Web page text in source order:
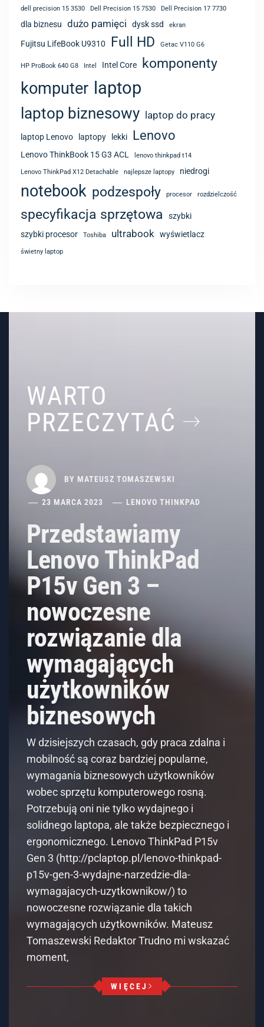
dell precision 15 3530 Dell Precision 15 7530 Dell Precision 17 7730
dla biznesu dużo pamięci dysk ssd ekran
Fujitsu LifeBook U9310 Full HD Getac V110 G6
HP ProBook 640 G8 Intel Intel Core komponenty
komputer laptop
laptop biznesowy laptop do pracy
laptop Lenovo laptopy lekki Lenovo
Lenovo ThinkBook 15 G3 ACL lenovo thinkpad t14
Lenovo ThinkPad X12 Detachable najlepsze laptopy niedrogi
notebook podzespoły procesor rozdzielczość
specyfikacja sprzętowa
szybki
szybki procesor
Toshiba ultrabook wyświetlacz
świetny laptop
WARTO
PRZECZYTAĆ
BY MATEUSZ TOMASZEWSKI
23 MARCA 2023 LENOVO THINKPAD
Przedstawiamy
Lenovo ThinkPad
P15v Gen 3 –
nowoczesne
rozwiązanie dla
wymagających
użytkowników
biznesowych
W dzisiejszych czasach, gdy praca zdalna i
mobilność są coraz bardziej popularne,
wymagania biznesowych użytkowników
wobec sprzętu komputerowego rosną.
Potrzebują oni nie tylko wydajnego i
solidnego laptopa, ale także bezpiecznego i
ergonomicznego. Lenovo ThinkPad P15v
Gen 3 (http://pclaptop.pl/lenovo-thinkpad-
p15v-gen-3-wydajne-narzedzie-dla-
wymagajacych-uzytkownikow/) to
nowoczesne rozwiązanie dla takich
wymagających użytkowników. Mateusz
Tomaszewski Redaktor Trudno mi wskazać
moment,
WIĘCEJ